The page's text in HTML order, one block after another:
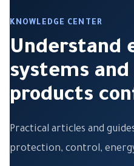
KNOWLEDGE CENTER
Understand
systems and
products
Practical articles and
protection, control,